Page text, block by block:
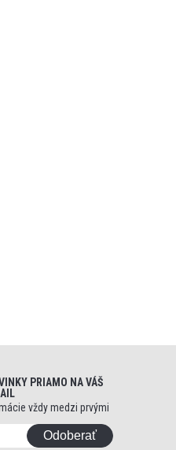
PRIAMO NA VÁŠ
vždy medzi prvými
Odoberať